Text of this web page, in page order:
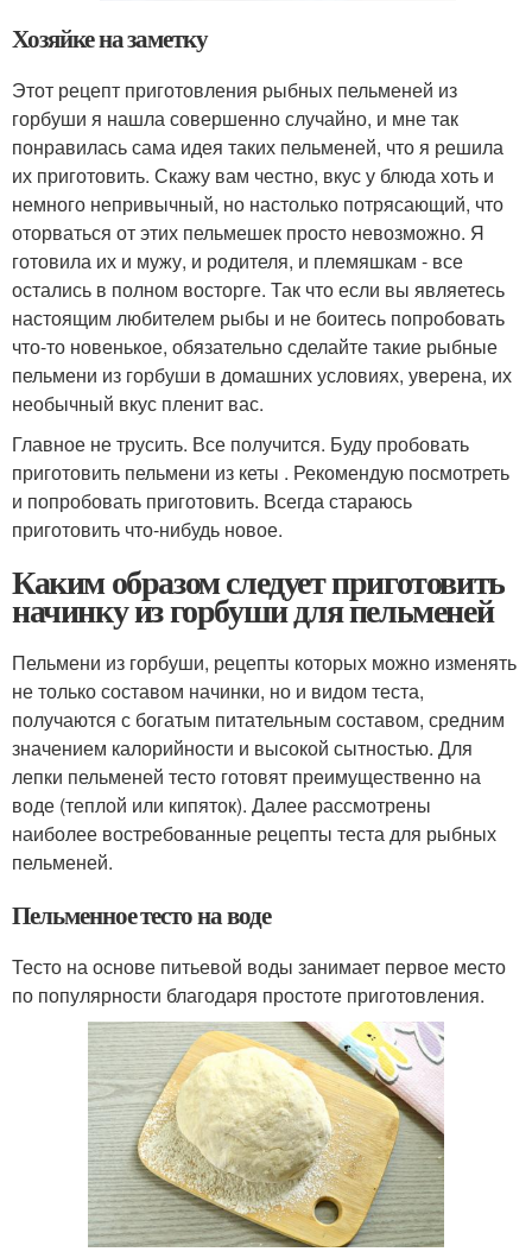
Хозяйке на заметку
Этот рецепт приготовления рыбных пельменей из
горбуши я нашла совершенно случайно, и мне так
понравилась сама идея таких пельменей, что я решила
их приготовить. Скажу вам честно, вкус у блюда хоть и
немного непривычный, но настолько потрясающий, что
оторваться от этих пельмешек просто невозможно. Я
готовила их и мужу, и родителя, и племяшкам - все
остались в полном восторге. Так что если вы являетесь
настоящим любителем рыбы и не боитесь попробовать
что-то новенькое, обязательно сделайте такие рыбные
пельмени из горбуши в домашних условиях, уверена, их
необычный вкус пленит вас.
Главное не трусить. Все получится. Буду пробовать
приготовить пельмени из кеты . Рекомендую посмотреть
и попробовать приготовить. Всегда стараюсь
приготовить что-нибудь новое.
Каким образом следует приготовить
начинку из горбуши для пельменей
Пельмени из горбуши, рецепты которых можно изменять
не только составом начинки, но и видом теста,
получаются с богатым питательным составом, средним
значением калорийности и высокой сытностью. Для
лепки пельменей тесто готовят преимущественно на
воде (теплой или кипяток). Далее рассмотрены
наиболее востребованные рецепты теста для рыбных
пельменей.
Пельменное тесто на воде
Тесто на основе питьевой воды занимает первое место
по популярности благодаря простоте приготовления.